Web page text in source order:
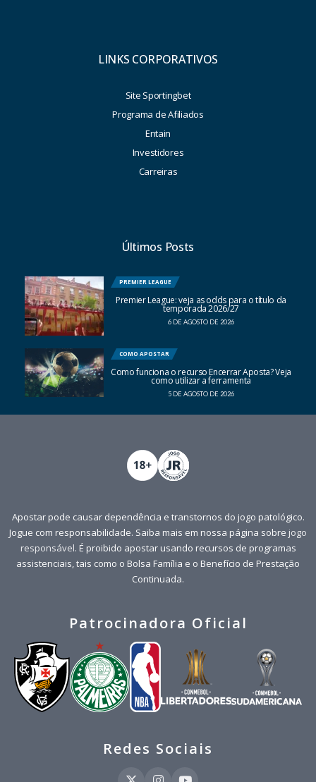
LINKS CORPORATIVOS
Site Sportingbet
Programa de Afiliados
Entain
Investidores
Carreiras
Últimos Posts
PREMIER LEAGUE
Premier League: veja as odds para o título da
temporada 2026/27
6 DE AGOSTO DE 2026
COMO APOSTAR
Como funciona o recurso Encerrar Aposta? Veja
como utilizar a ferramenta
5 DE AGOSTO DE 2026
Apostar pode causar dependência e transtornos do jogo patológico.
Jogue com responsabilidade. Saiba mais em nossa página sobre jogo
responsável. É proibido apostar usando recursos de programas
assistenciais, tais como o Bolsa Família e o Benefício de Prestação
Continuada.
Patrocinadora Oficial
Redes Sociais